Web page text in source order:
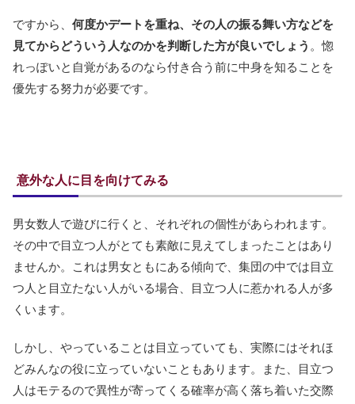
ですから、 何度かデートを重ね、その人の振る舞い方などを
見てからどういう人なのかを判断した方が良いでしょう 。惚
れっぽいと自覚があるのなら付き合う前に中身を知ることを
優先する努力が必要です。
意外な人に目を向けてみる
男女数人で遊びに行くと、それぞれの個性があらわれます。
その中で目立つ人がとても素敵に見えてしまったことはあり
ませんか。これは男女ともにある傾向で、集団の中では目立
つ人と目立たない人がいる場合、目立つ人に惹かれる人が多
くいます。
しかし、やっていることは目立っていても、実際にはそれほ
どみんなの役に立っていないこともあります。また、目立つ
人はモテるので異性が寄ってくる確率が高く落ち着いた交際